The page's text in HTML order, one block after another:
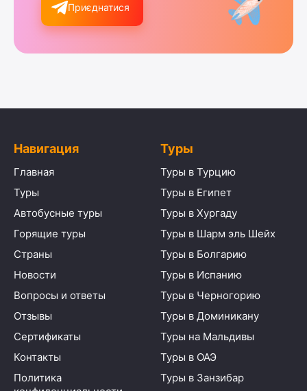
Приєднатися
Навигация
Главная
Туры
Автобусные туры
Горящие туры
Страны
Новости
Вопросы и ответы
Отзывы
Сертификаты
Контакты
Политика
Туры
Туры в Турцию
Туры в Египет
Туры в Хургаду
Туры в Шарм эль Шейх
Туры в Болгарию
Туры в Испанию
Туры в Черногорию
Туры в Доминикану
Туры на Мальдивы
Туры в ОАЭ
Туры в Занзибар